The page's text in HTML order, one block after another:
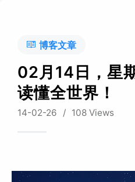
博客文章
02月14日，星
读懂全世界！
14-02-26 / 108 Views